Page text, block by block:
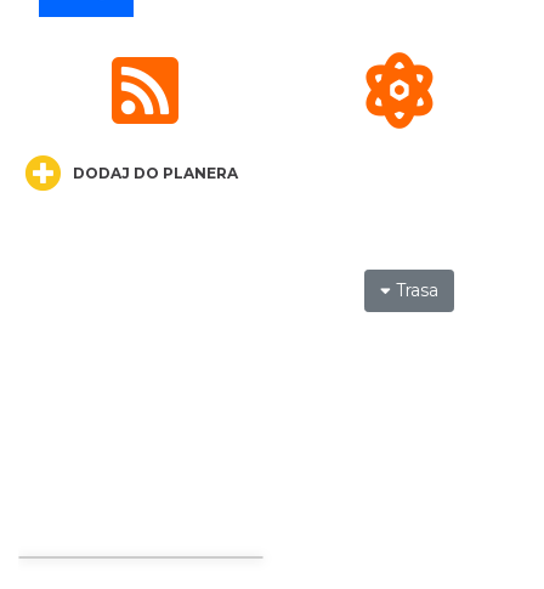
2026-08-14
2026-08-21
0.10 km
DODAJ DO PLANERA
Trasa